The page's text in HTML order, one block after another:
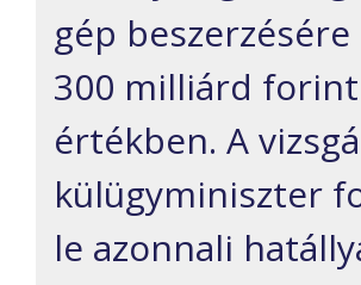
gép beszerzésére
300 milliárd forint
értékben. A
külügyminiszter
le azonnali